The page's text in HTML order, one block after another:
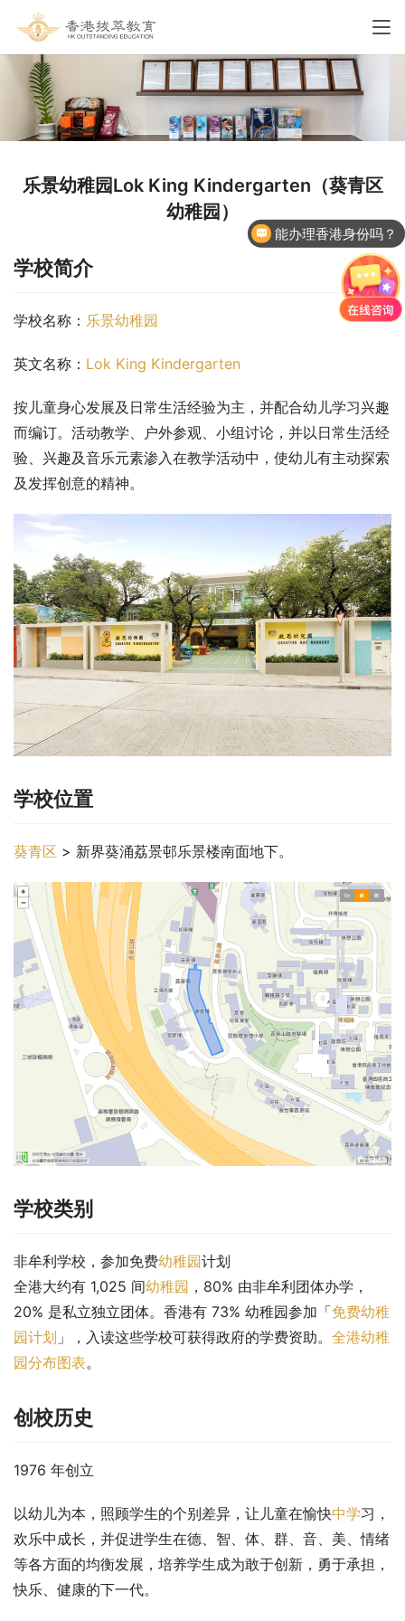
乐景幼稚园Lok King Kindergarten（葵青区
幼稚园）
学校简介
学校名称： 乐景幼稚园
英文名称： Lok King Kindergarten
按儿童身心发展及日常生活经验为主，并配合幼儿学习兴趣
而编订。活动教学、户外参观、小组讨论，并以日常生活经
验、兴趣及音乐元素渗入在教学活动中，使幼儿有主动探索
及发挥创意的精神。
学校位置
葵青区 > 新界葵涌荔景邨乐景楼南面地下。
学校类别
非牟利学校，参加免费幼稚园计划
全港大约有 1,025 间幼稚园 ，80% 由非牟利团体办学，
20% 是私立独立团体。香港有 73% 幼稚园参加「免费幼稚
园计划 」，入读这些学校可获得政府的学费资助。 全港幼稚
园分布图表。
创校历史
1976 年创立
以幼儿为本，照顾学生的个别差异，让儿童在愉快中学习，
欢乐中成长，并促进学生在德、智、体、群、音、美、情绪
等各方面的均衡发展，培养学生成为敢于创新，勇于承担，
快乐、健康的下一代。
能办理香港身份吗？